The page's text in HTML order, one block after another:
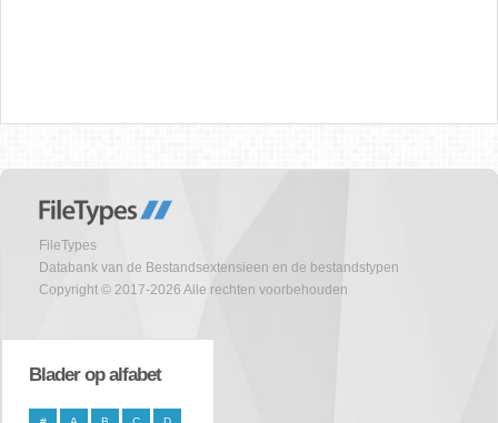
FileTypes
Databank van de Bestandsextensieen en de bestandstypen
Copyright © 2017-2026 Alle rechten voorbehouden
Blader op alfabet